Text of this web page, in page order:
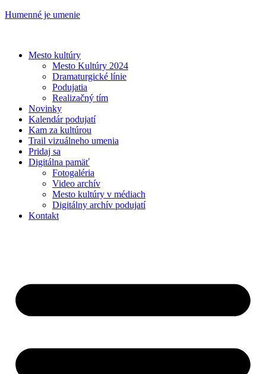
Humenné je umenie
Mesto kultúry
Mesto Kultúry 2024
Dramaturgické línie
Podujatia
Realizačný tím
Novinky
Kalendár podujatí
Kam za kultúrou
Trail vizuálneho umenia
Pridaj sa
Digitálna pamäť
Fotogaléria
Video archív
Mesto kultúry v médiach
Digitálny archív podujatí
Kontakt